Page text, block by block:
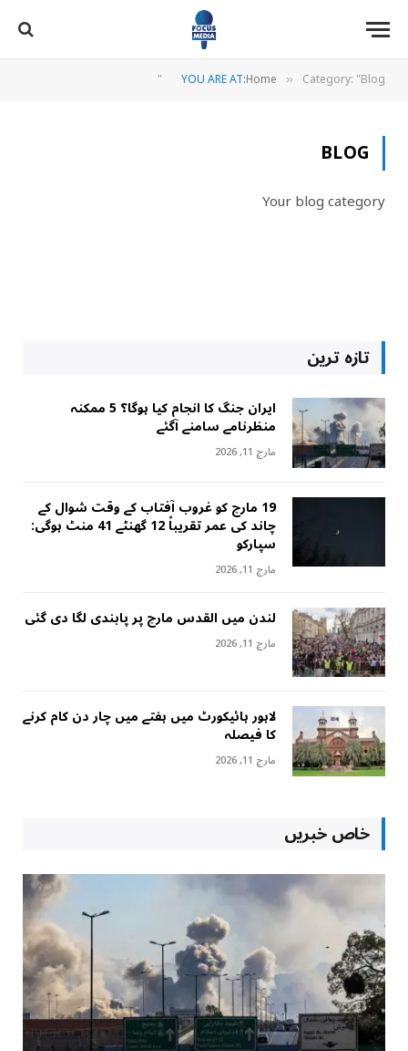
YOU ARE AT:Home » Category: "Blog"
BLOG
Your blog category
تازہ ترین
ایران جنگ کا انجام کیا ہوگا؟ 5 ممکنہ
منظرنامے سامنے آگئے
مارچ 11, 2026
19 مارچ کو غروب آفتاب کے وقت شوال کے
چاند کی عمر تقریباً 12 گھنٹے 41 منٹ ہوگی:
سپارکو
مارچ 11, 2026
لندن میں القدس مارچ پر پابندی لگا دی گئی
مارچ 11, 2026
لاہور ہائیکورٹ میں ہفتے میں چار دن کام کرنے
کا فیصلہ
مارچ 11, 2026
خاص خبریں